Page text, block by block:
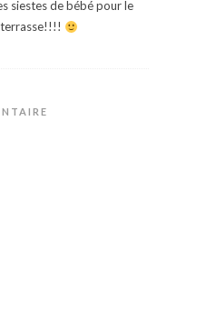
siestes de bébé pour le